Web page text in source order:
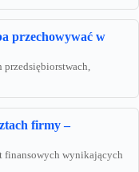
przechowywać w
przedsiębiorstwach,
firmy –
finansowych wynikających